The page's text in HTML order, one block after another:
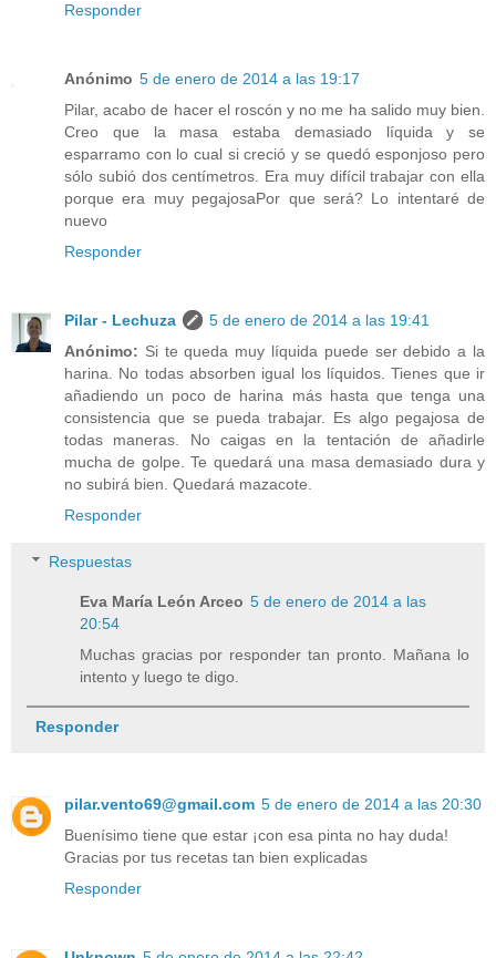
Responder
Anónimo 5 de enero de 2014 a las 19:17
Pilar, acabo de hacer el roscón y no me ha salido muy bien.
Creo que la masa estaba demasiado líquida y se
esparramo con lo cual si creció y se quedó esponjoso pero
sólo subió dos centímetros. Era muy difícil trabajar con ella
porque era muy pegajosaPor que será? Lo intentaré de
nuevo
Responder
Pilar - Lechuza
5 de enero de 2014 a las 19:41
Anónimo: Si te queda muy líquida puede ser debido a la
harina. No todas absorben igual los líquidos. Tienes que ir
añadiendo un poco de harina más hasta que tenga una
consistencia que se pueda trabajar. Es algo pegajosa de
todas maneras. No caigas en la tentación de añadirle
mucha de golpe. Te quedará una masa demasiado dura y
no subirá bien. Quedará mazacote.
Responder
Respuestas
Eva María León Arceo 5 de enero de 2014 a las
20:54
Muchas gracias por responder tan pronto. Mañana lo
intento y luego te digo.
Responder
pilar.vento69@gmail.com 5 de enero de 2014 a las 20:30
Buenísimo tiene que estar ¡con esa pinta no hay duda!
Gracias por tus recetas tan bien explicadas
Responder